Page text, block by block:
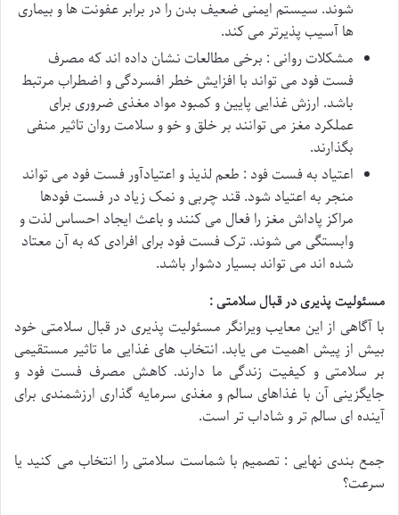
شوند. سیستم ایمنی ضعیف بدن را در برابر عفونت ها و بیماری
ها آسیب پذیرتر می کند.
مشکلات روانی : برخی مطالعات نشان داده اند که مصرف
فست فود می تواند با افزایش خطر افسردگی و اضطراب مرتبط
باشد. ارزش غذایی پایین و کمبود مواد مغذی ضروری برای
عملکرد مغز می توانند بر خلق و خو و سلامت روان تاثیر منفی
بگذارند.
اعتیاد به فست فود : طعم لذیذ و اعتیادآور فست فود می تواند
منجر به اعتیاد شود. قند چربی و نمک زیاد در فست فودها
مراکز پاداش مغز را فعال می کنند و باعث ایجاد احساس لذت و
وابستگی می شوند. ترک فست فود برای افرادی که به آن معتاد
شده اند می تواند بسیار دشوار باشد.
مسئولیت پذیری در قبال سلامتی :
با آگاهی از این معایب ویرانگر مسئولیت پذیری در قبال سلامتی خود
بیش از پیش اهمیت می یابد. انتخاب های غذایی ما تاثیر مستقیمی
بر سلامتی و کیفیت زندگی ما دارند. کاهش مصرف فست فود و
جایگزینی آن با غذاهای سالم و مغذی سرمایه گذاری ارزشمندی برای
آینده ای سالم تر و شاداب تر است.
جمع بندی نهایی : تصمیم با شماست سلامتی را انتخاب می کنید یا
سرعت؟